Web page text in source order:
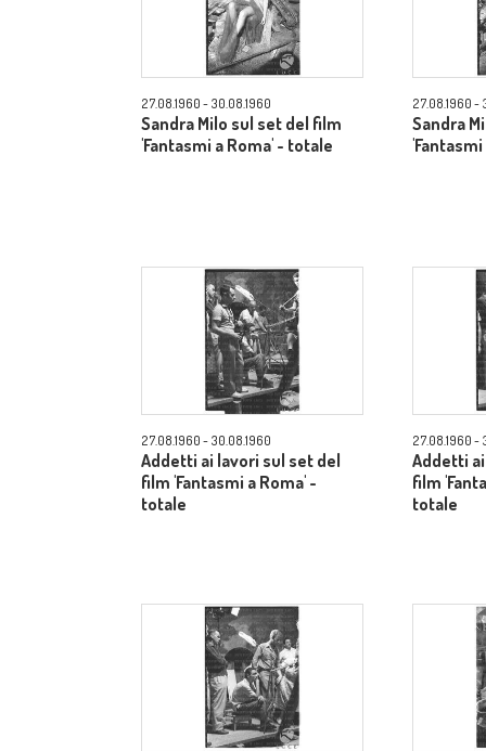
27.08.1960 - 30.08.1960
Sandra Milo sul set del film
'Fantasmi a Roma' - totale
27.08.1960 -
Sandra
27.08.1960 - 30.08.1960
Addetti ai lavori sul set del
film 'Fantasmi a Roma' -
totale
27.08.1960 -
Addetti
film
totale